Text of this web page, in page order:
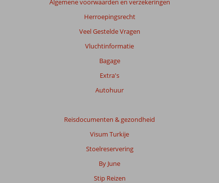
Algemene voorwaarden en verzekeringen
Herroepingsrecht
Veel Gestelde Vragen
Vluchtinformatie
Bagage
Extra's
Autohuur
Reisdocumenten & gezondheid
Visum Turkije
Stoelreservering
By June
Stip Reizen